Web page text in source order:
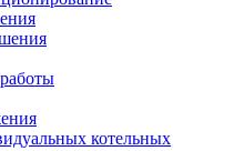
котельных